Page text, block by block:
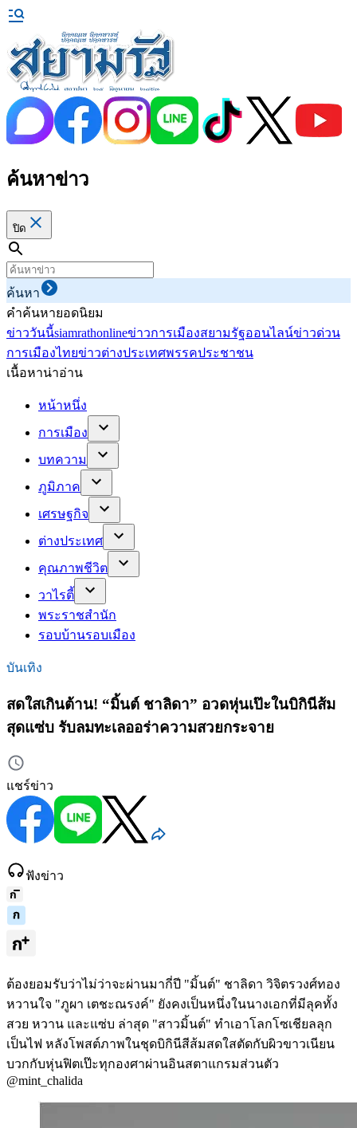
ค้นหาข่าว
ปิด
ค้นหา
คำค้นหายอดนิยม
ข่าววันนี้siamrathonlineข่าวการเมืองสยามรัฐออนไลน์ข่าวด่วน
การเมืองไทยข่าวต่างประเทศพรรคประชาชน
เนื้อหาน่าอ่าน
หน้าหนึ่ง
การเมือง
บทความ
ภูมิภาค
เศรษฐกิจ
ต่างประเทศ
คุณภาพชีวิต
วาไรตี้
พระราชสำนัก
รอบบ้านรอบเมือง
บันเทิง
สดใสเกินต้าน! “มิ้นต์ ชาลิดา” อวดหุ่นเป๊ะในบิกินีส้ม
สุดแซ่บ รับลมทะเลออร่าความสวยกระจาย
แชร์ข่าว
ฟังข่าว
ต้องยอมรับว่าไม่ว่าจะผ่านมากี่ปี "มิ้นต์" ชาลิดา วิจิตรวงศ์ทอง
หวานใจ "ภูผา เตชะณรงค์" ยังคงเป็นหนึ่งในนางเอกที่มีลุคทั้ง
สวย หวาน และแซ่บ ล่าสุด "สาวมิ้นต์" ทำเอาโลกโซเชียลลุก
เป็นไฟ หลังโพสต์ภาพในชุดบิกินีสีส้มสดใสตัดกับผิวขาวเนียน
บวกกับหุ่นฟิตเป๊ะทุกองศาผ่านอินสตาแกรมส่วนตัว
@mint_chalida